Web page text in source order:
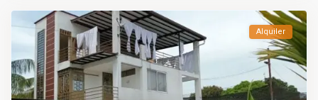
Alquiler